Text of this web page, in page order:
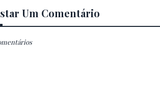
Um Comentário